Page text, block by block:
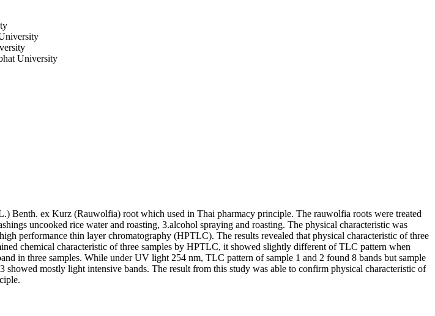
University
Benth. ex Kurz (Rauwolfia) root which used in Thai pharmacy principle. The rauwolfia roots were treated
uncooked rice water and roasting, 3.alcohol spraying and roasting. The physical characteristic was
performance thin layer chromatography (HPTLC). The results revealed that physical characteristic of three
chemical characteristic of three samples by HPTLC, it showed slightly different of TLC pattern when
in three samples. While under UV light 254 nm, TLC pattern of sample 1 and 2 found 8 bands but sample
mostly light intensive bands. The result from this study was able to confirm physical characteristic of